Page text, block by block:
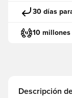
30 días
10
Descripción